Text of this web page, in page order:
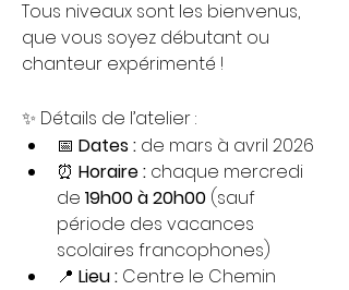
Tous niveaux sont les bienvenus,
que vous soyez débutant ou
chanteur expérimenté !
✨ Détails de l’atelier :
📅 Dates : de mars à avril 2026
⏰ Horaire : chaque mercredi
de 19h00 à 20h00 (sauf
période des vacances
scolaires francophones)
📍 Lieu : Centre le Chemin